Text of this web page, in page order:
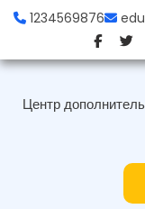
Перейти1234569876
Центр